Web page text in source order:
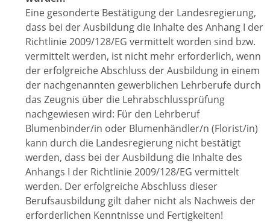
Eine gesonderte Bestätigung der Landesregierung,
dass bei der Ausbildung die Inhalte des Anhang I der
Richtlinie 2009/128/EG vermittelt worden sind bzw.
vermittelt werden, ist nicht mehr erforderlich, wenn
der erfolgreiche Abschluss der Ausbildung in einem
der nachgenannten gewerblichen Lehrberufe durch
das Zeugnis über die Lehrabschlussprüfung
nachgewiesen wird: Für den Lehrberuf
Blumenbinder/in oder Blumenhändler/n (Florist/in)
kann durch die Landesregierung nicht bestätigt
werden, dass bei der Ausbildung die Inhalte des
Anhangs I der Richtlinie 2009/128/EG vermittelt
werden. Der erfolgreiche Abschluss dieser
Berufsausbildung gilt daher nicht als Nachweis der
erforderlichen Kenntnisse und Fertigkeiten!